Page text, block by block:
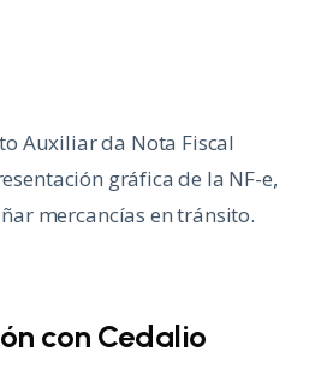
Auxiliar da Nota Fiscal
gráfica de la NF-e,
mercancías en tránsito.
con Cedalio